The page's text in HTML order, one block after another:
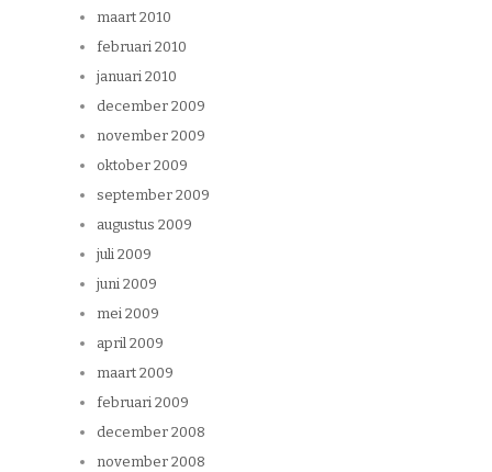
maart 2010
februari 2010
januari 2010
december 2009
november 2009
oktober 2009
september 2009
augustus 2009
juli 2009
juni 2009
mei 2009
april 2009
maart 2009
februari 2009
december 2008
november 2008